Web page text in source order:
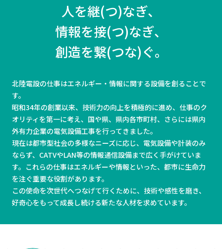
人を継(つ)なぎ、
情報を接(つ)なぎ、
創造を繋(つな)ぐ。
北陸電設の仕事はエネルギー・情報に関する設備を創ることで
す。
昭和34年の創業以来、技術力の向上を積極的に進め、仕事のク
オリティを第一に考え、国や県、県内各市町村、さらには県内
外有力企業の電気設備工事を行ってきました。
現在は都市型社会の多様なニーズに応じ、電気設備や計装のみ
ならず、CATVやLAN等の情報通信設備まで広く手がけていま
す。これらの仕事はエネルギーや情報といった、都市に生命力
を注ぐ重要な役割があります。
この使命を次世代へつなげて行くために、技術や感性を磨き、
好奇心をもって成長し続ける新たな人材を求めています。